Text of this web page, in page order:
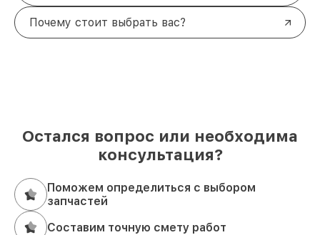
Почему стоит выбрать вас?
Остался вопрос или необходима
консультация?
Поможем определиться с выбором
запчастей
Составим точную смету работ